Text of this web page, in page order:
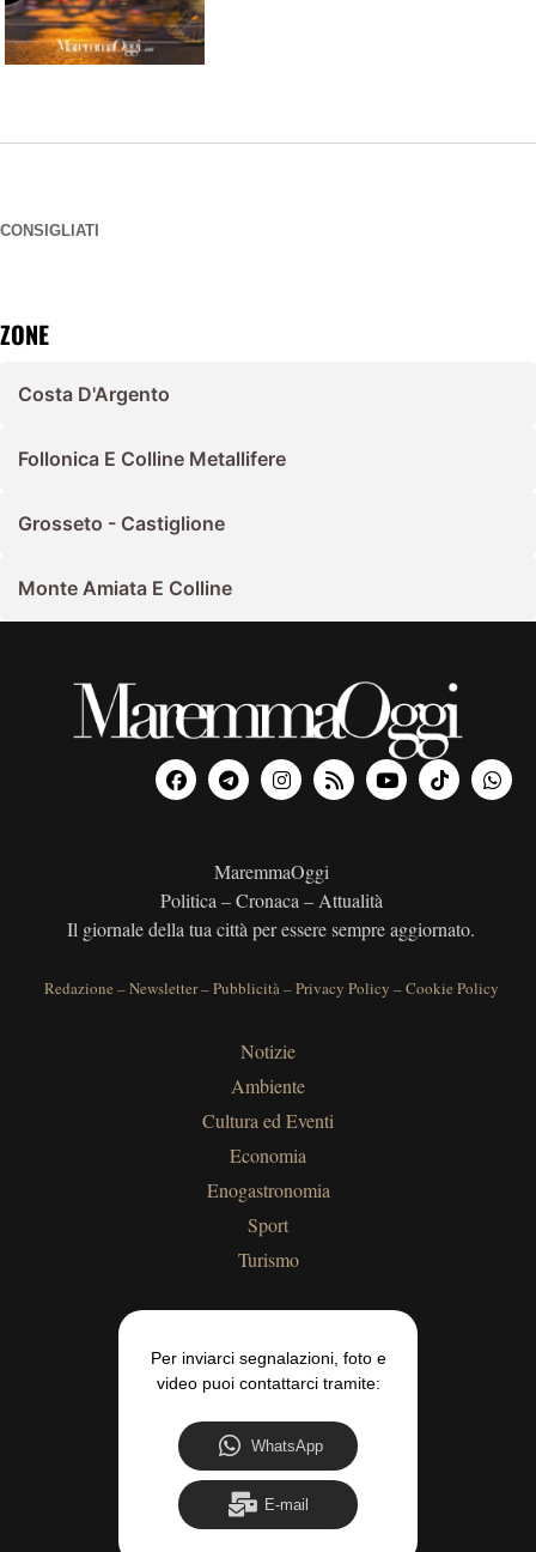
CONSIGLIATI
ZONE
Costa D'Argento
Follonica E Colline Metallifere
Grosseto - Castiglione
Monte Amiata E Colline
MaremmaOggi
Politica – Cronaca – Attualità
Il giornale della tua città per essere sempre aggiornato.
Redazione –Newsletter–Pubblicità–Privacy Policy –Cookie Policy
Notizie
Ambiente
Cultura ed Eventi
Economia
Enogastronomia
Sport
Turismo
Per inviarci segnalazioni, foto e
video puoi contattarci tramite:
WhatsApp
E-mail